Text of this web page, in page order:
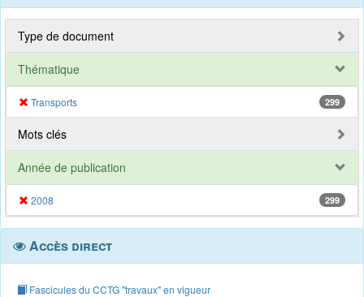
Type de document
Thématique
Transports 299
Mots clés
Année de publication
2008 299
Accès direct
Fascicules du CCTG "travaux" en vigueur